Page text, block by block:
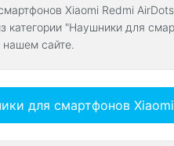
Xiaomi Redmi
категории "Наушники для
сайте.
для смартфонов